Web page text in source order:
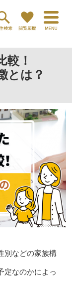
較！
とは？
別などの家族構
定なのかによっ